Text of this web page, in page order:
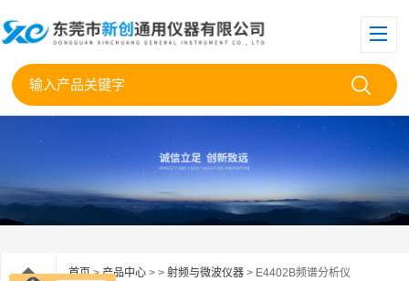
首页>产品中心 > > 射频与微波仪器 > E4402B频谱分析仪